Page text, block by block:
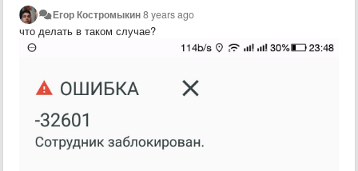
Егор Костромыкин8 years ago
что делать в таком случае?